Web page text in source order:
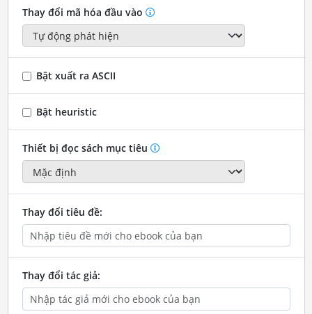
Thay đổi mã hóa đầu vào
Bật xuất ra ASCII
Bật heuristic
Thiết bị đọc sách mục tiêu
Thay đổi tiêu đề:
Thay đổi tác giả: